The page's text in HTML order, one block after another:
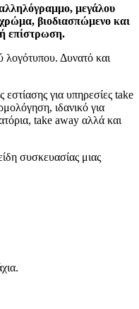
μεγάλου
βιοδιασπώμενο και
επίστρωση.
λογότυπου. Δυνατό και
εστίασης για υπηρεσίες take
ιδανικό για
take away αλλά και
συσκευασίας μιας